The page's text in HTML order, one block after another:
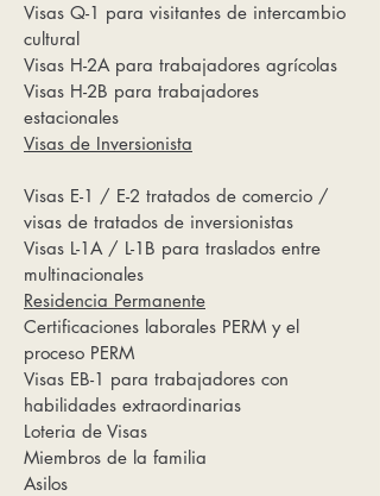
Visas Q-1 para visitantes de intercambio
cultural
Visas H-2A para trabajadores agrícolas
Visas H-2B para trabajadores
estacionales
Visas de Inversionista
Visas E-1 / E-2 tratados de comercio /
visas de tratados de inversionistas
Visas L-1A / L-1B para traslados entre
multinacionales
Residencia Permanente
Certificaciones laborales PERM y el
proceso PERM
Visas EB-1 para trabajadores con
habilidades extraordinarias
Loteria de Visas
Miembros de la familia
Asilos